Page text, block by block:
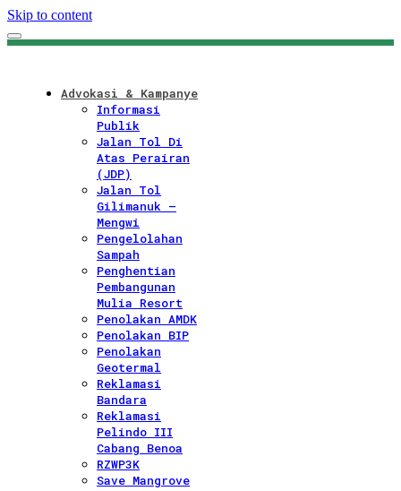
Skip to content
Advokasi & Kampanye
Informasi
Publik
Jalan Tol Di
Atas Perairan
(JDP)
Jalan Tol
Gilimanuk –
Mengwi
Pengelolahan
Sampah
Penghentian
Pembangunan
Mulia Resort
Penolakan AMDK
Penolakan BIP
Penolakan
Geotermal
Reklamasi
Bandara
Reklamasi
Pelindo III
Cabang Benoa
RZWP3K
Save Mangrove